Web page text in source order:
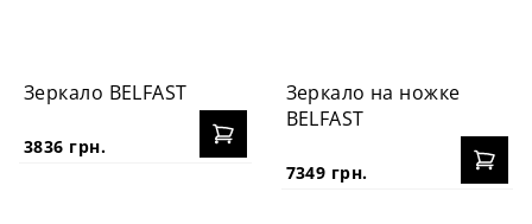
Зеркало BELFAST
3836 грн.
Зеркало на ножке
BELFAST
7349 грн.